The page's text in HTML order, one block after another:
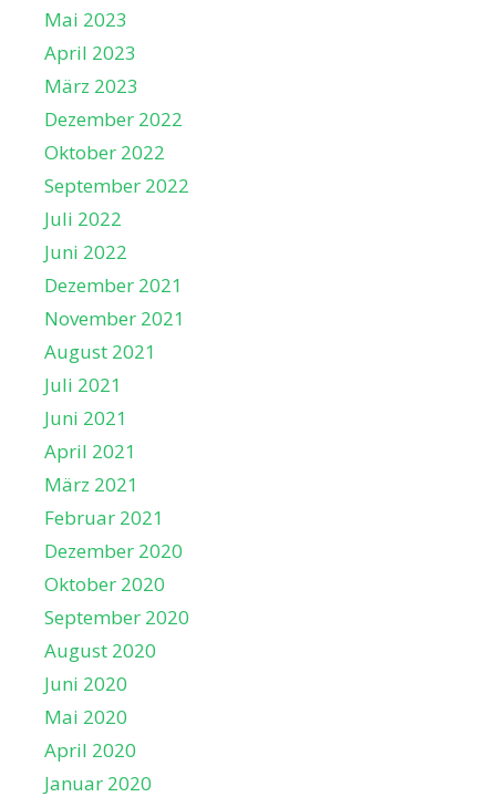
Mai 2023
April 2023
März 2023
Dezember 2022
Oktober 2022
September 2022
Juli 2022
Juni 2022
Dezember 2021
November 2021
August 2021
Juli 2021
Juni 2021
April 2021
März 2021
Februar 2021
Dezember 2020
Oktober 2020
September 2020
August 2020
Juni 2020
Mai 2020
April 2020
Januar 2020